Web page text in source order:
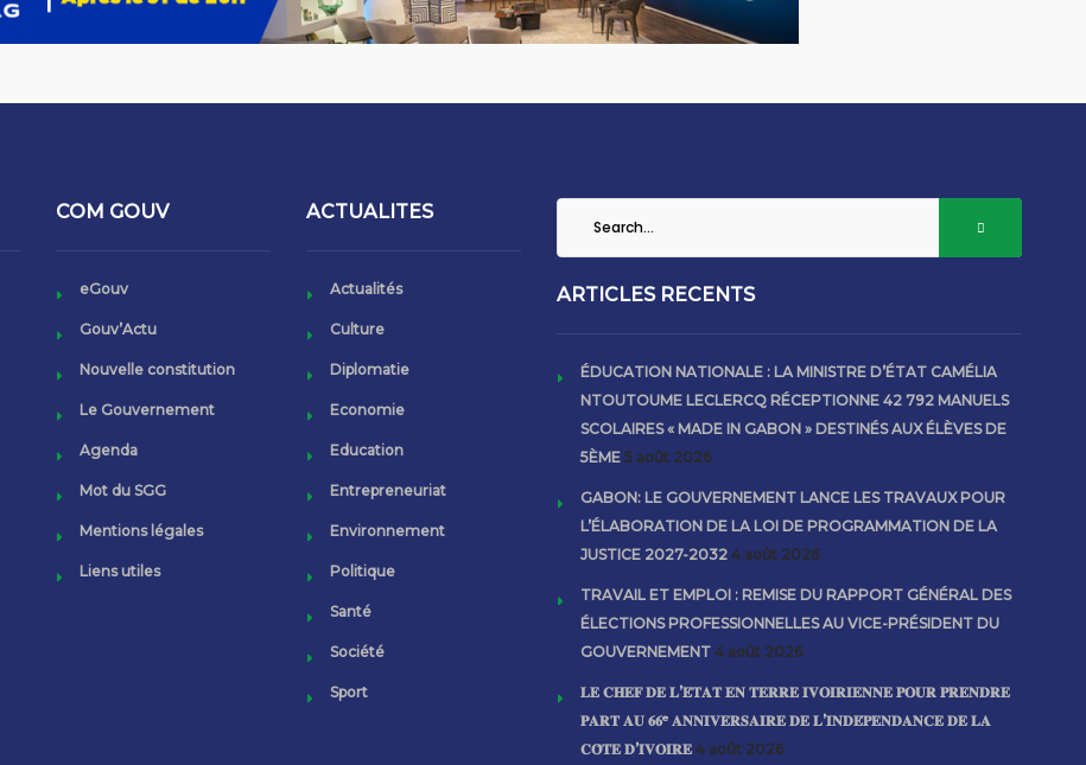
COM GOUV
eGouv
Gouv’Actu
Nouvelle constitution
Le Gouvernement
Agenda
Mot du SGG
Mentions légales
Liens utiles
ACTUALITES
Actualités
Culture
Diplomatie
Economie
Education
Entrepreneuriat
Environnement
Politique
Santé
Société
Sport
ARTICLES RECENTS
ÉDUCATION NATIONALE : LA MINISTRE D’ÉTAT CAMÉLIA
NTOUTOUME LECLERCQ RÉCEPTIONNE 42 792 MANUELS
SCOLAIRES « MADE IN GABON » DESTINÉS AUX ÉLÈVES DE
5ÈME 5 août 2026
GABON: LE GOUVERNEMENT LANCE LES TRAVAUX POUR
L’ÉLABORATION DE LA LOI DE PROGRAMMATION DE LA
JUSTICE 2027-2032 4 août 2026
TRAVAIL ET EMPLOI : REMISE DU RAPPORT GÉNÉRAL DES
ÉLECTIONS PROFESSIONNELLES AU VICE-PRÉSIDENT DU
GOUVERNEMENT 4 août 2026
𝐋𝐄 𝐂𝐇𝐄𝐅 𝐃𝐄 𝐋’𝐄́𝐓𝐀𝐓 𝐄𝐍 𝐓𝐄𝐑𝐑𝐄 𝐈𝐕𝐎𝐈𝐑𝐈𝐄𝐍𝐍𝐄 𝐏𝐎𝐔𝐑 𝐏𝐑𝐄𝐍𝐃𝐑𝐄
𝐏𝐀𝐑𝐓 𝐀𝐔 𝟔𝟔ᵉ 𝐀𝐍𝐍𝐈𝐕𝐄𝐑𝐒𝐀𝐈𝐑𝐄 𝐃𝐄 𝐋’𝐈𝐍𝐃𝐄́𝐏𝐄𝐍𝐃𝐀𝐍𝐂𝐄 𝐃𝐄 𝐋𝐀
𝐂𝐎̂𝐓𝐄 𝐃’𝐈𝐕𝐎𝐈𝐑𝐄 4 août 2026